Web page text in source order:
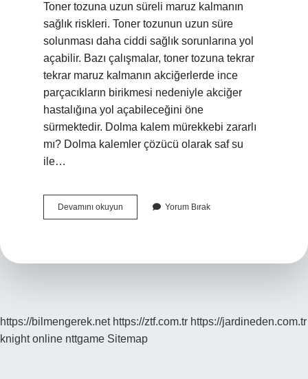
Toner tozuna uzun süreli maruz kalmanın
sağlık riskleri. Toner tozunun uzun süre
solunması daha ciddi sağlık sorunlarına yol
açabilir. Bazı çalışmalar, toner tozuna tekrar
tekrar maruz kalmanın akciğerlerde ince
parçacıkların birikmesi nedeniyle akciğer
hastalığına yol açabileceğini öne
sürmektedir. Dolma kalem mürekkebi zararlı
mı? Dolma kalemler çözücü olarak saf su
ile…
Devamını okuyun Mürekkebin
Zararları
Yorum Bırak
https://bilmengerek.net https://ztf.com.tr https://jardineden.com.tr
knight online nttgame Sitemap